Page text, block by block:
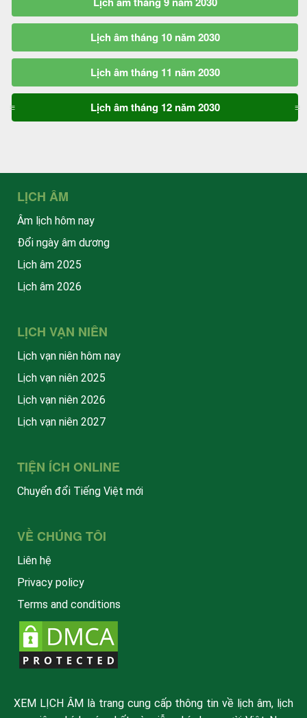
Lịch âm tháng 10 năm 2030
Lịch âm tháng 11 năm 2030
Lịch âm tháng 12 năm 2030
LỊCH ÂM
Âm lịch hôm nay
Đổi ngày âm dương
Lịch âm 2025
Lịch âm 2026
LỊCH VẠN NIÊN
Lịch vạn niên hôm nay
Lịch vạn niên 2025
Lịch vạn niên 2026
Lịch vạn niên 2027
TIỆN ÍCH ONLINE
Chuyển đổi Tiếng Việt mới
VỀ CHÚNG TÔI
Liên hệ
Privacy policy
Terms and conditions
XEM LỊCH ÂM là trang cung cấp thông tin về lịch âm, lịch